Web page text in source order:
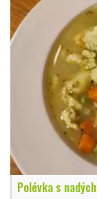
Polévka s